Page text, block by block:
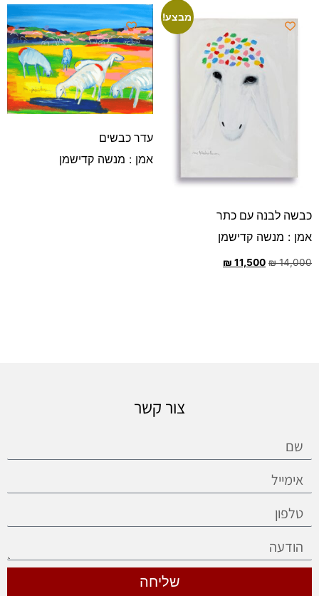
מבצע!
כבשה לבנה עם כתר
אמן : מנשה קדישמן
₪14,000
₪ 11,500
עדר כבשים
אמן : מנשה קדישמן
צור קשר
שליחה